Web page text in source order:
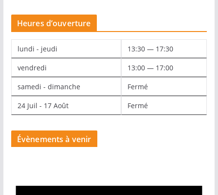
Heures d’ouverture
lundi - jeudi 13:30 — 17:30
vendredi 13:00 — 17:00
samedi - dimanche Fermé
24 Juil - 17 Août Fermé
Évènements à venir